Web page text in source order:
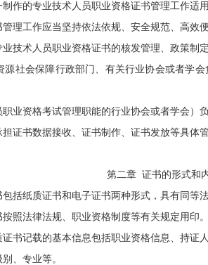
作的专业技术人员职业资格证书管理工作适用
理工作应当坚持依法依规、安全规范、高效便
技术人员职业资格证书的核发管理、政策制
社会保障行政部门、有关行业协会或者学
业资格考试管理职能的行业协会或者学会）
证书数据接收、证书制作、证书发放等具
第二章 证书的形式和
括纸质证书和电子证书两种形式，具有同等
照法律法规、职业资格制度等有关规定用印。
书记载的基本信息包括职业资格信息、持证
、专业等。